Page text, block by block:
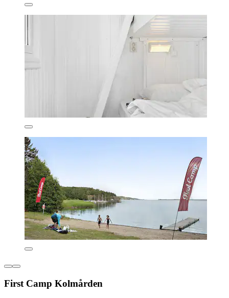
First Camp Kolmården